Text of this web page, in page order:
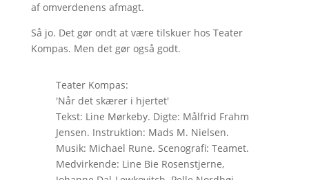
af omverdenens afmagt.
Så jo. Det gør ondt at være tilskuer hos Teater
Kompas. Men det gør også godt.
Teater Kompas:
'Når det skærer i hjertet'
Tekst: Line Mørkeby. Digte: Målfrid Frahm
Jensen. Instruktion: Mads M. Nielsen.
Musik: Michael Rune. Scenografi: Teamet.
Medvirkende: Line Bie Rosenstjerne,